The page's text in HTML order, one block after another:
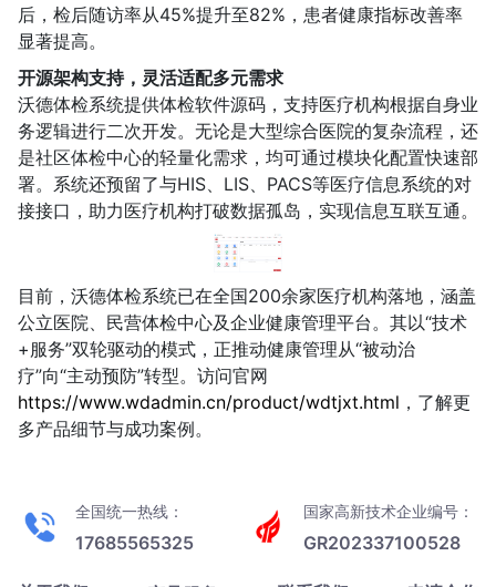
后，检后随访率从45%提升至82%，患者健康指标改善率
显著提高。
开源架构支持，灵活适配多元需求
沃德体检系统提供体检软件源码，支持医疗机构根据自身业
务逻辑进行二次开发。无论是大型综合医院的复杂流程，还
是社区体检中心的轻量化需求，均可通过模块化配置快速部
署。系统还预留了与HIS、LIS、PACS等医疗信息系统的对
接接口，助力医疗机构打破数据孤岛，实现信息互联互通。
目前，沃德体检系统已在全国200余家医疗机构落地，涵盖
公立医院、民营体检中心及企业健康管理平台。其以“技术
+服务”双轮驱动的模式，正推动健康管理从“被动治
疗”向“主动预防”转型。访问官网
https://www.wdadmin.cn/product/wdtjxt.html ，了解更
多产品细节与成功案例。
全国统一热线：
17685565325
国家高新技术企业编号：
GR202337100528